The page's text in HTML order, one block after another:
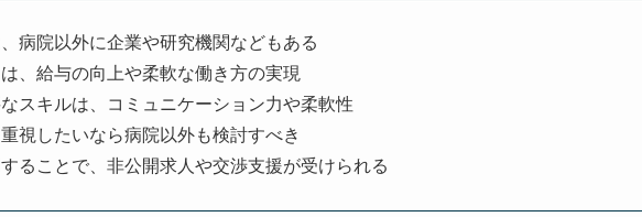
病院以外に企業や研究機関などもある
、給与の向上や柔軟な働き方の実現
スキルは、コミュニケーション力や柔軟性
視したいなら病院以外も検討すべき
ることで、非公開求人や交渉支援が受けられる